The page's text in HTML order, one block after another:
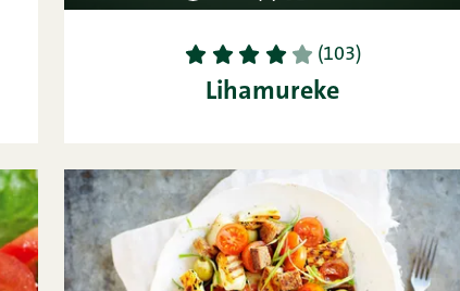
1 2 3 4 5 (103)
Lihamureke